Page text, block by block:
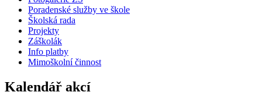
Poradenské služby ve škole
Školská rada
Projekty
Záškolák
Info platby
Mimoškolní činnost
Kalendář akcí